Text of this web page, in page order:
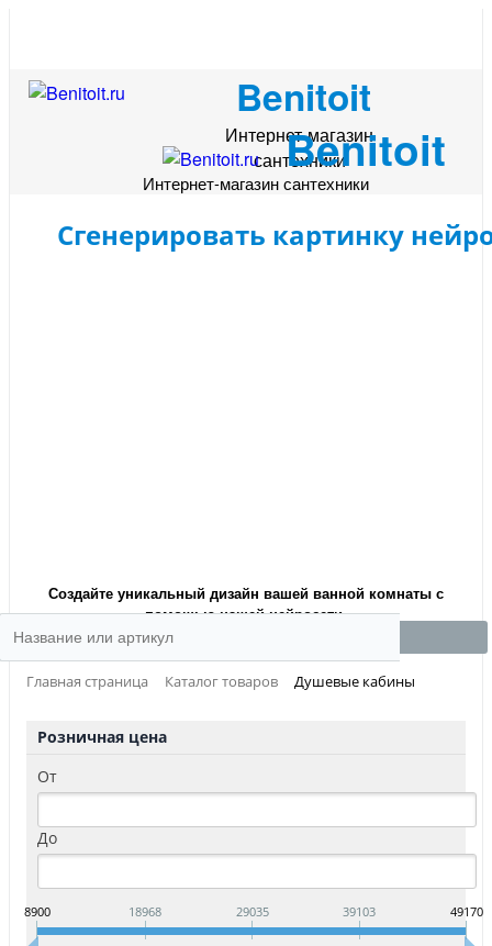
Benitoit
Интернет-магазин
сантехники
Benitoit
Интернет-магазин сантехники
Сгенерировать картинку
Создайте уникальный дизайн вашей ванной комнаты с
помощью нашей нейросети.
Главная страница Каталог товаров Душевые кабины
Розничная цена
От
До
8900 18968 29035 39103 49170